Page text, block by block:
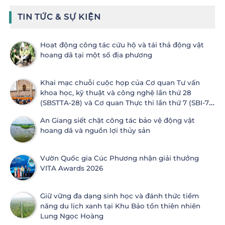
TIN TỨC & SỰ KIỆN
Hoạt động công tác cứu hộ và tái thả động vật
hoang dã tại một số địa phương
Khai mạc chuỗi cuộc họp của Cơ quan Tư vấn
khoa học, kỹ thuật và công nghệ lần thứ 28
(SBSTTA-28) và Cơ quan Thực thi lần thứ 7 (SBI-7)
An Giang siết chặt công tác bảo vệ động vật
hoang dã và nguồn lợi thủy sản
Vườn Quốc gia Cúc Phương nhận giải thưởng
VITA Awards 2026
Giữ vững đa dạng sinh học và đánh thức tiềm
năng du lịch xanh tại Khu Bảo tồn thiên nhiên
Lung Ngọc Hoàng